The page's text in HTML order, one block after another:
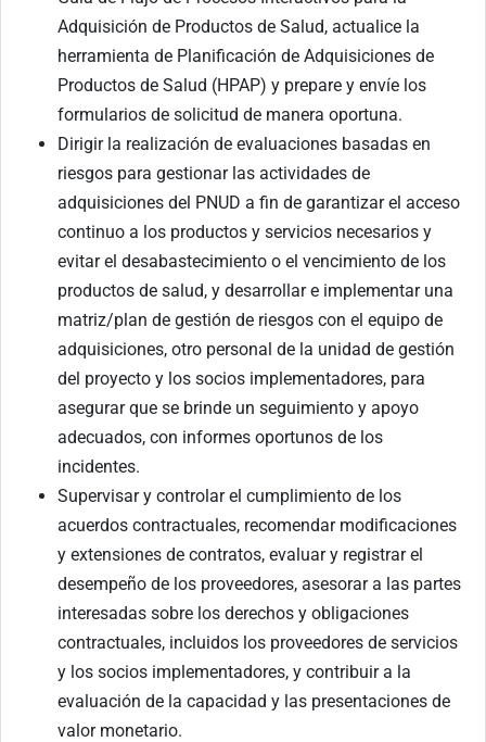
Adquisición de Productos de Salud, actualice la
herramienta de Planificación de Adquisiciones de
Productos de Salud (HPAP) y prepare y envíe los
formularios de solicitud de manera oportuna.
Dirigir la realización de evaluaciones basadas en
riesgos para gestionar las actividades de
adquisiciones del PNUD a fin de garantizar el acceso
continuo a los productos y servicios necesarios y
evitar el desabastecimiento o el vencimiento de los
productos de salud, y desarrollar e implementar una
matriz/plan de gestión de riesgos con el equipo de
adquisiciones, otro personal de la unidad de gestión
del proyecto y los socios implementadores, para
asegurar que se brinde un seguimiento y apoyo
adecuados, con informes oportunos de los
incidentes.
Supervisar y controlar el cumplimiento de los
acuerdos contractuales, recomendar modificaciones
y extensiones de contratos, evaluar y registrar el
desempeño de los proveedores, asesorar a las partes
interesadas sobre los derechos y obligaciones
contractuales, incluidos los proveedores de servicios
y los socios implementadores, y contribuir a la
evaluación de la capacidad y las presentaciones de
valor monetario.